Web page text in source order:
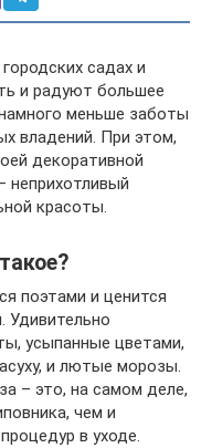
садах и
и радуют большее
меньше заботы
владений. При этом,
декоративной
неприхотливый
красоты.
поэтами и ценится
Удивительно
усыпанные цветами,
и лютые морозы.
– это, на самом деле,
чем и
в уходе.